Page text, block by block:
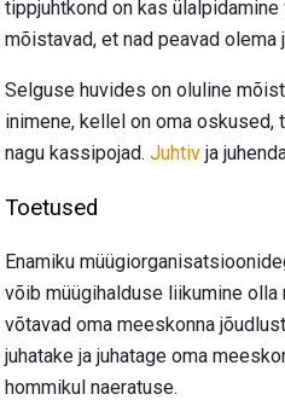
tippjuhtkond on kas
mõistavad, et nad peavad olema
Selguse huvides on oluline
inimene, kellel on oma
nagu kassipojad. Juhtiv ja
Toetused
Enamiku
võib müügihalduse liikumine
võtavad oma meeskonna
juhatake ja juhatage oma
hommikul naeratuse.